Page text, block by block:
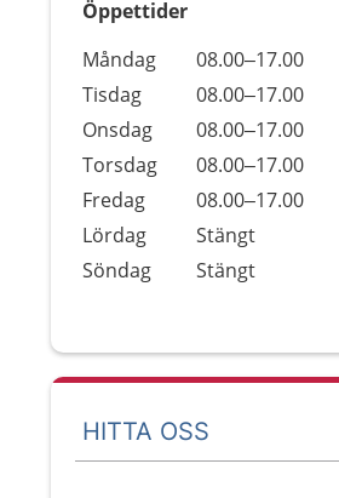
Öppettider
Dag
Öppettider
Kommentarer
Måndag
08.00–17.00
Tisdag
08.00–17.00
Onsdag
08.00–17.00
Torsdag
08.00–17.00
Fredag
08.00–17.00
Lördag
Stängt
Söndag
Stängt
HITTA OSS